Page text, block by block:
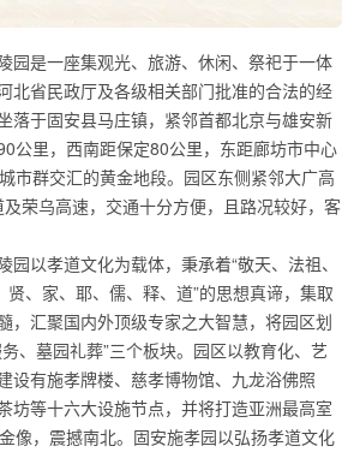
园是一座集观光、旅游、休闲、祭祀于一体
北省民政厅及各级相关部门批准的合法的经
落于固安县马庄镇，紧邻首都北京与雄安新
公里，西南距保定80公里，东距廊坊市中心
市群交汇的黄金地段。园区东侧紧邻大广高
荣乌高速，交通十分方便，且路况较好，客
园以孝道文化为载体，秉承着“敬天、法祖、
贤、家、耶、儒、释、道”的思想真谛，集取
，汇聚国内外顶级专家之大智慧，将园区划
、墓园礼葬”三个板块。园区以教育化、艺
设有施孝牌楼、慈孝博物馆、九龙浴佛照
坊等十六大设施节点，并将打造亚洲最高室
像，震撼南北。固安施孝园以弘扬孝道文化